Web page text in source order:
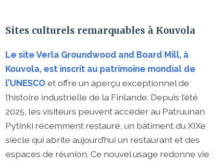
Sites culturels remarquables à Kouvola
Le site Verla Groundwood and Board Mill, à
Kouvola, est inscrit au patrimoine mondial de
l’UNESCO et offre un aperçu exceptionnel de
l’histoire industrielle de la Finlande. Depuis l’été
2025, les visiteurs peuvent accéder au Patruunan
Pytinki récemment restauré, un bâtiment du XIXe
siècle qui abrite aujourd’hui un restaurant et des
espaces de réunion. Ce nouvel usage redonne vie